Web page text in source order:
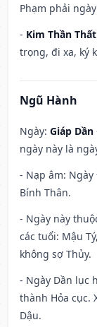
Phạm phải
- Kim Thần
trọng, đi xa, ký
Ngũ Hành
Ngày: Giáp Dần
ngày này là
- Nạp âm: Ngày
Bính Thân.
- Ngày này
các tuổi: Mậu
không sợ Thủy.
- Ngày Dần lục
thành Hỏa cục.
Dậu.